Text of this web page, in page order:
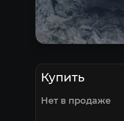
Купить
Нет в продаже